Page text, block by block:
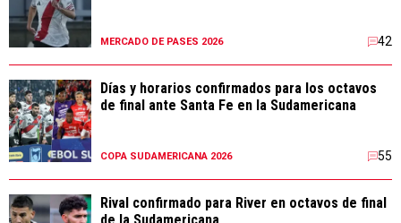
MERCADO DE PASES 2026 42
Días y horarios confirmados para los octavos
de final ante Santa Fe en la Sudamericana
COPA SUDAMERICANA 2026 55
Rival confirmado para River en octavos de final